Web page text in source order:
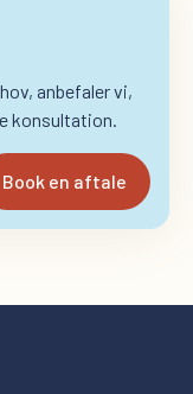
anbefaler vi,
konsultation.
Book en aftale